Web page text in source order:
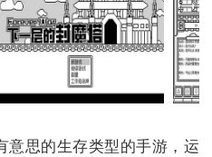
意思的生存类型的手游，运